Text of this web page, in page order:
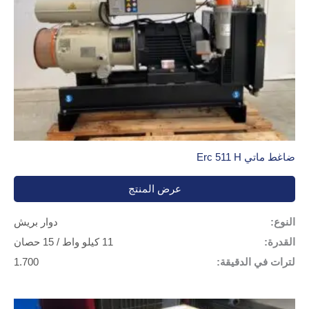
ضاغط ماتي Erc 511 H
عرض المنتج
النوع:
دوار بريش
القدرة:
11 كيلو واط / 15 حصان
لترات في الدقيقة:
1.700